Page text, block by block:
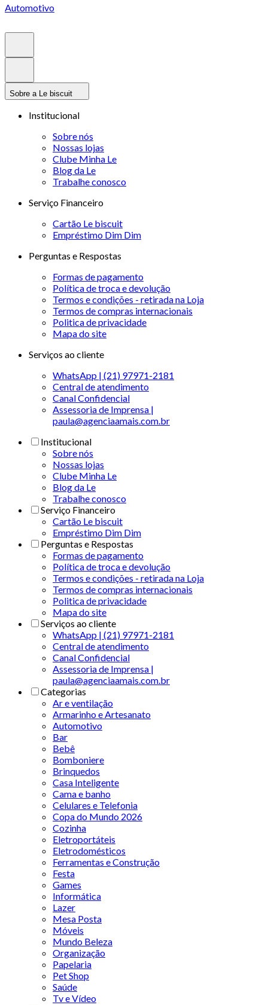
Automotivo
Sobre a Le biscuit
Institucional
Sobre nós
Nossas lojas
Clube Minha Le
Blog da Le
Trabalhe conosco
Serviço Financeiro
Cartão Le biscuit
Empréstimo Dim Dim
Perguntas e Respostas
Formas de pagamento
Política de troca e devolução
Termos e condições - retirada na Loja
Termos de compras internacionais
Politica de privacidade
Mapa do site
Serviços ao cliente
WhatsApp | (21) 97971-2181
Central de atendimento
Canal Confidencial
Assessoria de Imprensa |
paula@agenciaamais.com.br
Institucional
Sobre nós
Nossas lojas
Clube Minha Le
Blog da Le
Trabalhe conosco
Serviço Financeiro
Cartão Le biscuit
Empréstimo Dim Dim
Perguntas e Respostas
Formas de pagamento
Política de troca e devolução
Termos e condições - retirada na Loja
Termos de compras internacionais
Politica de privacidade
Mapa do site
Serviços ao cliente
WhatsApp | (21) 97971-2181
Central de atendimento
Canal Confidencial
Assessoria de Imprensa |
paula@agenciaamais.com.br
Categorias
Ar e ventilação
Armarinho e Artesanato
Automotivo
Bar
Bebê
Bomboniere
Brinquedos
Casa Inteligente
Cama e banho
Celulares e Telefonia
Copa do Mundo 2026
Cozinha
Eletroportáteis
Eletrodomésticos
Ferramentas e Construção
Festa
Games
Informática
Lazer
Mesa Posta
Móveis
Mundo Beleza
Organização
Papelaria
Pet Shop
Saúde
Tv e Vídeo